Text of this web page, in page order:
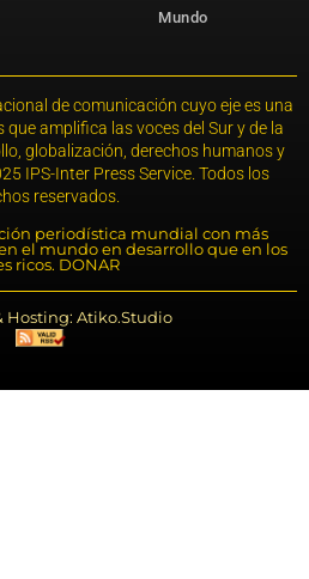
Mundo
de comunicación cuyo eje es una
amplifica las voces del Sur y de la
globalización, derechos humanos y
IPS-Inter Press Service. Todos los
reservados.
periodística mundial con más
el mundo en desarrollo que en los
ricos. DONAR
Hosting: Atiko.Studio